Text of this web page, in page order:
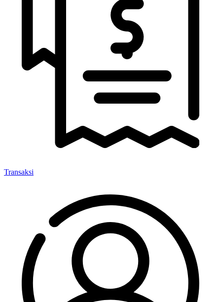
Transaksi